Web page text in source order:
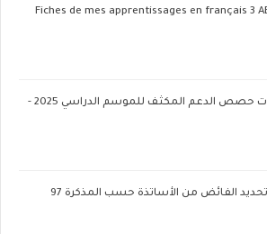
Fiches de mes apprentissages en français 3
كبسولات حصص الدعم المكثف للموسم الدراسي 2025 -
الفائض من الأساتذة حسب المذكرة 97